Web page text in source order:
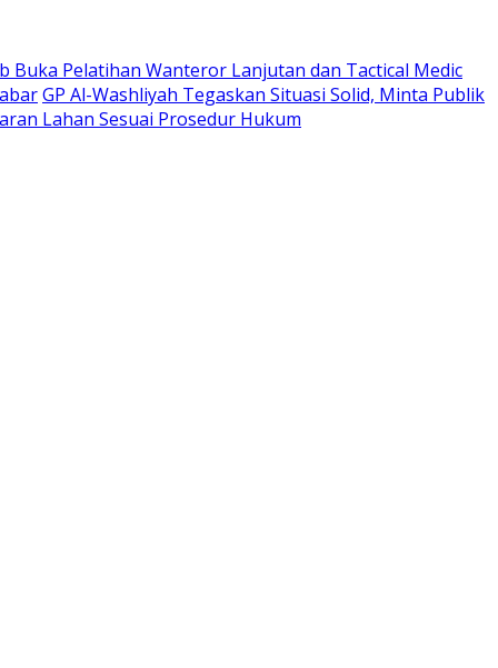
Buka Pelatihan Wanteror Lanjutan dan Tactical Medic
GP Al-Washliyah Tegaskan Situasi Solid, Minta Publik
Lahan Sesuai Prosedur Hukum